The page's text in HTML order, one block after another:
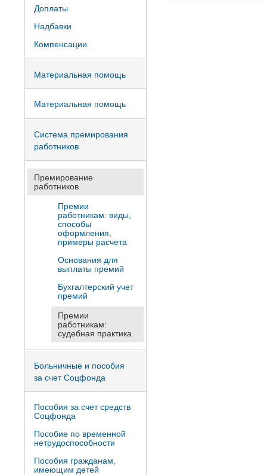
Доплаты
Надбавки
Компенсации
Материальная помощь
Материальная помощь
Система премирования
работников
Премирование
работников
Премии
работникам: виды,
способы
оформления,
примеры расчета
Основания для
выплаты премий
Бухгалтерский учет
премий
Премии
работникам:
судебная практика
Больничные и пособия
за счет Соцфонда
Пособия за счет средств
Соцфонда
Пособие по временной
нетрудоспособности
Пособия гражданам,
имеющим детей